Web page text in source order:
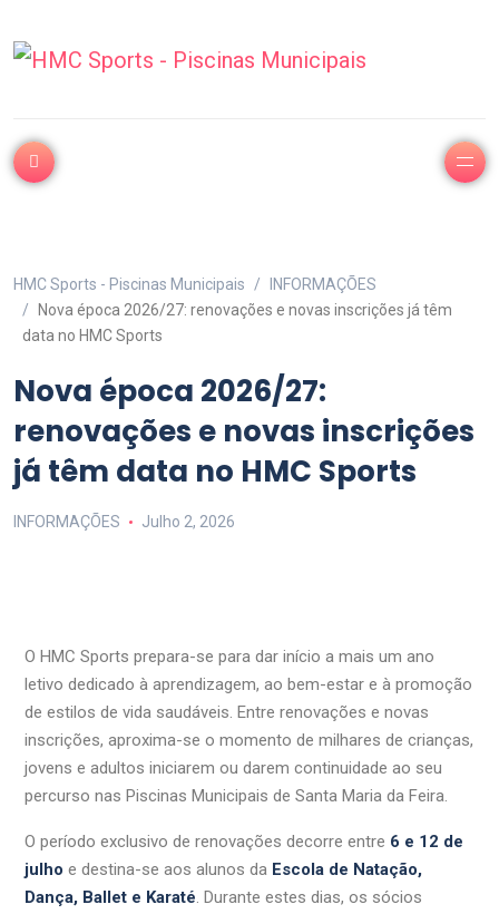
HMC Sports - Piscinas Municipais
INFORMAÇÕES
Nova época 2026/27: renovações e novas inscrições já têm
data no HMC Sports
Nova época 2026/27:
renovações e novas inscrições
já têm data no HMC Sports
INFORMAÇÕES Julho 2, 2026
O HMC Sports prepara-se para dar início a mais um ano
letivo dedicado à aprendizagem, ao bem-estar e à promoção
de estilos de vida saudáveis. Entre renovações e novas
inscrições, aproxima-se o momento de milhares de crianças,
jovens e adultos iniciarem ou darem continuidade ao seu
percurso nas Piscinas Municipais de Santa Maria da Feira.
O período exclusivo de renovações decorre entre 6 e 12 de
julho e destina-se aos alunos da Escola de Natação,
Dança, Ballet e Karaté. Durante estes dias, os sócios